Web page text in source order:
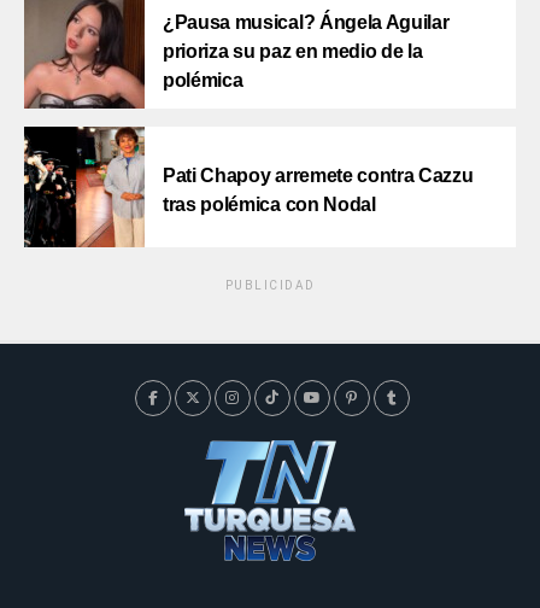
¿Pausa musical? Ángela Aguilar
prioriza su paz en medio de la
polémica
Pati Chapoy arremete contra Cazzu
tras polémica con Nodal
PUBLICIDAD